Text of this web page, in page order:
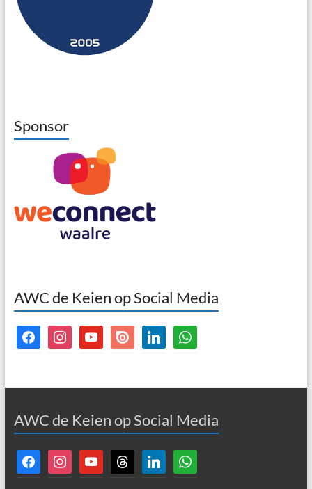
Sponsor
AWC de Keien op Social Media
facebookinstagramyoutubeissuu linkedinwhatsapp
AWC de Keien op Social Media
facebookinstagramyoutube threads linkedin whatsapp